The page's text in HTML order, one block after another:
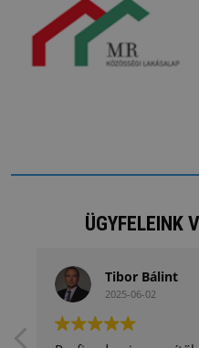
ÜGYFELEINK
Tibor Bálint
2025-06-02